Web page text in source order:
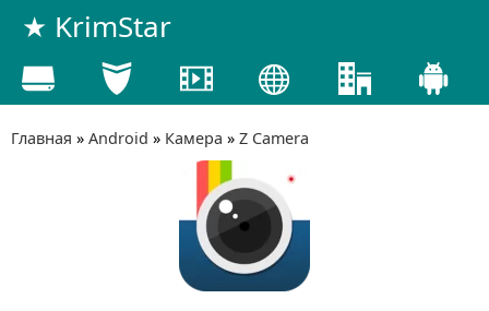
★ KrimStar
Главная » Android » Камера » Z Camera